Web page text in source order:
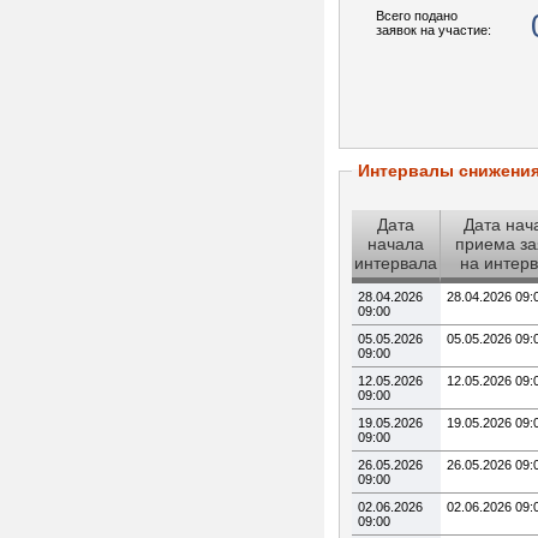
Всего подано
заявок на участие:
Интервалы
Дата
начала
интервала
Дата
приема
на
28.04.2026
09:00
28.04.2026
05.05.2026
09:00
05.05.2026
12.05.2026
09:00
12.05.2026
19.05.2026
09:00
19.05.2026
26.05.2026
09:00
26.05.2026
02.06.2026
09:00
02.06.2026